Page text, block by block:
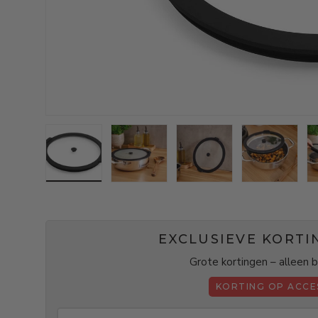
EXCLUSIEVE
Grote kortingen – alleen
KORTING OP